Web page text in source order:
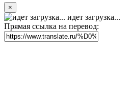
×
идет загрузка...
Прямая ссылка на перевод: